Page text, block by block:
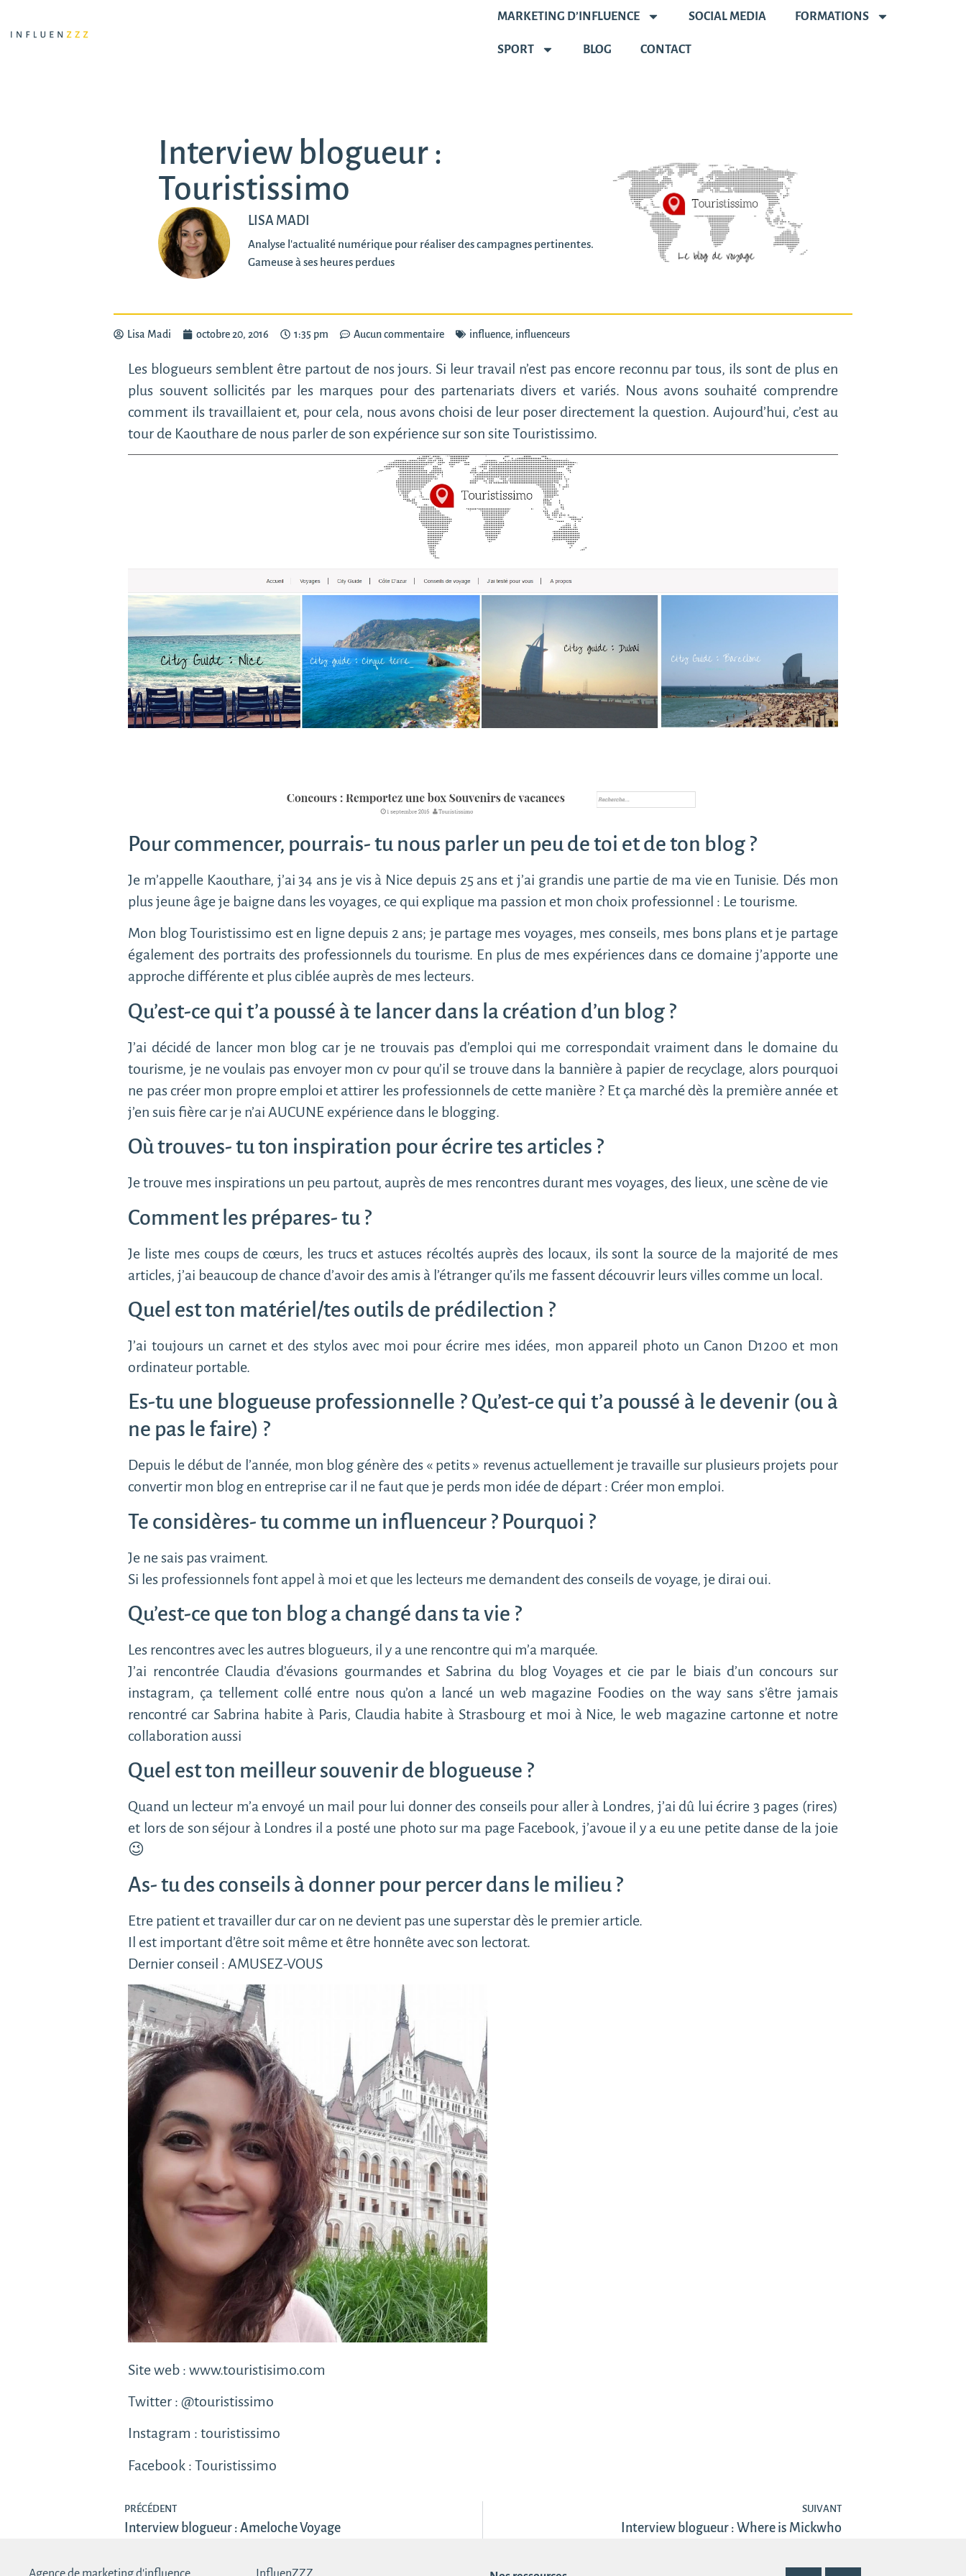
MARKETING D’INFLUENCE SOCIAL MEDIA FORMATIONS
SPORT BLOG CONTACT
Interview blogueur :
Touristissimo
LISA MADI
Analyse l'actualité numérique pour réaliser des campagnes pertinentes.
Gameuse à ses heures perdues
Lisa Madi octobre 20, 2016 1:35 pm Aucun commentaire influence, influenceurs
Les blogueurs semblent être partout de nos jours. Si leur travail n’est pas encore reconnu par tous, ils sont de plus en
plus souvent sollicités par les marques pour des partenariats divers et variés. Nous avons souhaité comprendre
comment ils travaillaient et, pour cela, nous avons choisi de leur poser directement la question. Aujourd’hui, c’est au
tour de Kaouthare de nous parler de son expérience sur son site Touristissimo.
Pour commencer, pourrais- tu nous parler un peu de toi et de ton blog ?
Je m’appelle Kaouthare, j’ai 34 ans je vis à Nice depuis 25 ans et j’ai grandis une partie de ma vie en Tunisie. Dés mon
plus jeune âge je baigne dans les voyages, ce qui explique ma passion et mon choix professionnel : Le tourisme.
Mon blog Touristissimo est en ligne depuis 2 ans; je partage mes voyages, mes conseils, mes bons plans et je partage
également des portraits des professionnels du tourisme. En plus de mes expériences dans ce domaine j’apporte une
approche différente et plus ciblée auprès de mes lecteurs.
Qu’est-ce qui t’a poussé à te lancer dans la création d’un blog ?
J’ai décidé de lancer mon blog car je ne trouvais pas d’emploi qui me correspondait vraiment dans le domaine du
tourisme, je ne voulais pas envoyer mon cv pour qu’il se trouve dans la bannière à papier de recyclage, alors pourquoi
ne pas créer mon propre emploi et attirer les professionnels de cette manière ? Et ça marché dès la première année et
j’en suis fière car je n’ai AUCUNE expérience dans le blogging.
Où trouves- tu ton inspiration pour écrire tes articles ?
Je trouve mes inspirations un peu partout, auprès de mes rencontres durant mes voyages, des lieux, une scène de vie
Comment les prépares- tu ?
Je liste mes coups de cœurs, les trucs et astuces récoltés auprès des locaux, ils sont la source de la majorité de mes
articles, j’ai beaucoup de chance d’avoir des amis à l’étranger qu’ils me fassent découvrir leurs villes comme un local.
Quel est ton matériel/tes outils de prédilection ?
J’ai toujours un carnet et des stylos avec moi pour écrire mes idées, mon appareil photo un Canon D1200 et mon
ordinateur portable.
Es-tu une blogueuse professionnelle ? Qu’est-ce qui t’a poussé à le devenir (ou à
ne pas le faire) ?
Depuis le début de l’année, mon blog génère des « petits » revenus actuellement je travaille sur plusieurs projets pour
convertir mon blog en entreprise car il ne faut que je perds mon idée de départ : Créer mon emploi.
Te considères- tu comme un influenceur ? Pourquoi ?
Je ne sais pas vraiment.
Si les professionnels font appel à moi et que les lecteurs me demandent des conseils de voyage, je dirai oui.
Qu’est-ce que ton blog a changé dans ta vie ?
Les rencontres avec les autres blogueurs, il y a une rencontre qui m’a marquée.
J’ai rencontrée Claudia d’évasions gourmandes et Sabrina du blog Voyages et cie par le biais d’un concours sur
instagram, ça tellement collé entre nous qu’on a lancé un web magazine Foodies on the way sans s’être jamais
rencontré car Sabrina habite à Paris, Claudia habite à Strasbourg et moi à Nice, le web magazine cartonne et notre
collaboration aussi
Quel est ton meilleur souvenir de blogueuse ?
Quand un lecteur m’a envoyé un mail pour lui donner des conseils pour aller à Londres, j’ai dû lui écrire 3 pages (rires)
et lors de son séjour à Londres il a posté une photo sur ma page Facebook, j’avoue il y a eu une petite danse de la joie
😉
As- tu des conseils à donner pour percer dans le milieu ?
Etre patient et travailler dur car on ne devient pas une superstar dès le premier article.
Il est important d’être soit même et être honnête avec son lectorat.
Dernier conseil : AMUSEZ-VOUS
Site web :www.touristisimo.com
Twitter :@touristissimo
Instagram :touristissimo
Facebook :Touristissimo
PRÉCÉDENT
Interview blogueur : Ameloche Voyage
SUIVANT
Interview blogueur : Where is Mickwho